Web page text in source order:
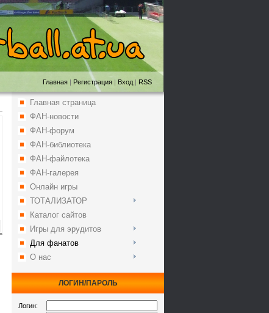
Главная | Регистрация | Вход | RSS
Главная страница
ФАН-новости
ФАН-форум
ФАН-библиотека
ФАН-файлотека
ФАН-галерея
Онлайн игры
ТОТАЛИЗАТОР
Каталог сайтов
Игры для эрудитов
Для фанатов
О нас
ЛОГИН/ПАРОЛЬ
Логин: